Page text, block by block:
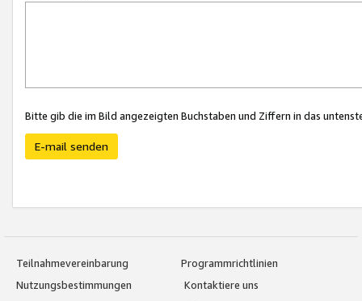
Bitte gib die im Bild angezeigten Buchstaben und Ziffern in das
E-mail senden
Teilnahmevereinbarung
Programmrichtlinien
Nutzungsbestimmungen
Kontaktiere uns